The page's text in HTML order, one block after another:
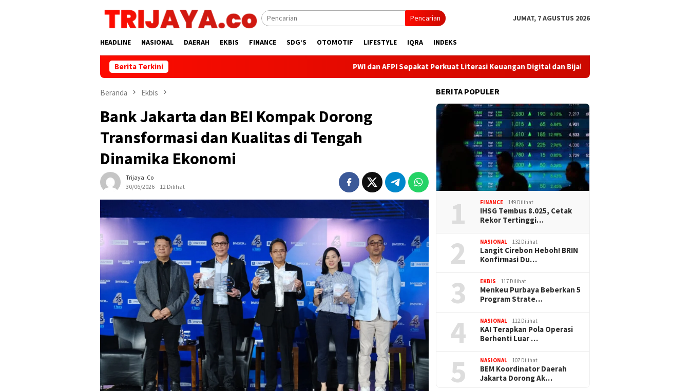
Pencarian JUMAT, 7 AGUSTUS 2026
HEADLINE NASIONAL DAERAH EKBIS FINANCE SDG’S OTOMOTIF LIFESTYLE IQRA INDEKS
Berita Terkini PWI dan AFPI Sepakat Perkuat Literasi Keuangan Digital dan Bijak Memilih Pindar
Beranda Ekbis
Bank Jakarta dan BEI Kompak Dorong
Transformasi dan Kualitas di Tengah
Dinamika Ekonomi
Trijaya .co
30/06/2026
12 Dilihat
BERITA POPULER
1 FINANCE 149 Dilihat
IHSG Tembus 8.025, Cetak
Rekor Tertinggi…
2 NASIONAL 132 Dilihat
Langit Cirebon Heboh! BRIN
Konfirmasi Du…
3 EKBIS 117 Dilihat
Menkeu Purbaya Beberkan 5
Program Strate…
4 NASIONAL 112 Dilihat
KAI Terapkan Pola Operasi
Berhenti Luar …
5 NASIONAL 107 Dilihat
BEM Koordinator Daerah
Jakarta Dorong Ak…